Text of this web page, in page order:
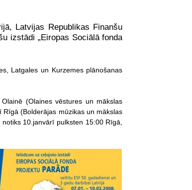
Latvijas Republikas Finanšu
izstādi „Eiropas Sociālā fonda
Latgales un Kurzemes plānošanas
(Olaines vēstures un mākslas
(Bolderājas mūzikas un mākslas
10.janvārī pulksten 15:00 Rīgā,